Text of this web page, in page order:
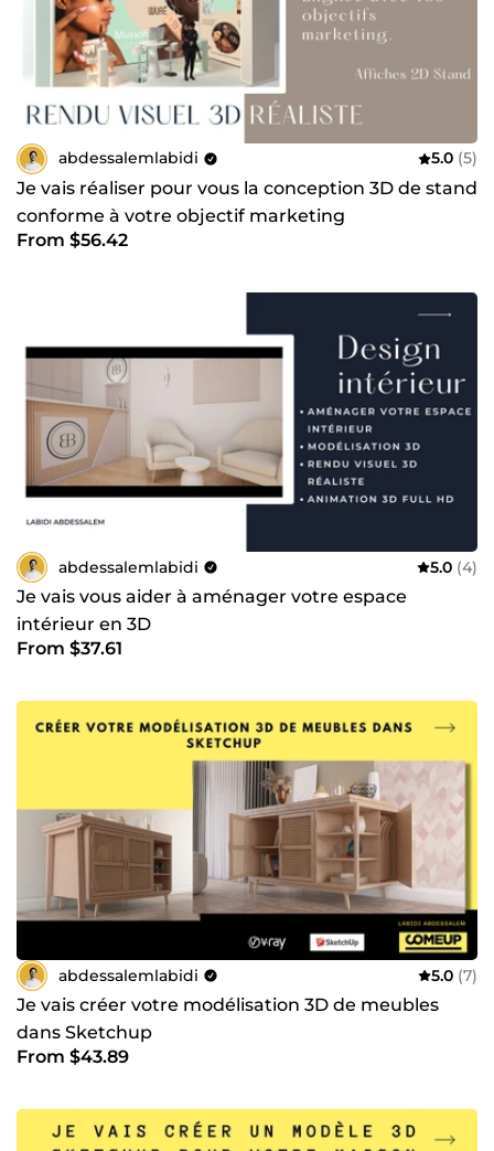
abdessalemlabidi 5.0 (5)
Je vais réaliser pour vous la conception 3D de stand
conforme à votre objectif marketing
From $56.42
abdessalemlabidi 5.0 (4)
Je vais vous aider à aménager votre espace
intérieur en 3D
From $37.61
abdessalemlabidi 5.0 (7)
Je vais créer votre modélisation 3D de meubles
dans Sketchup
From $43.89